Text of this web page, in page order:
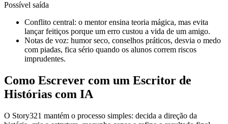
Possível saída
Conflito central: o mentor ensina teoria mágica, mas evita
lançar feitiços porque um erro custou a vida de um amigo.
Notas de voz: humor seco, conselhos práticos, desvia o medo
com piadas, fica sério quando os alunos correm riscos
imprudentes.
Como Escrever com um Escritor de
Histórias com IA
O Story321 mantém o processo simples: decida a direção da